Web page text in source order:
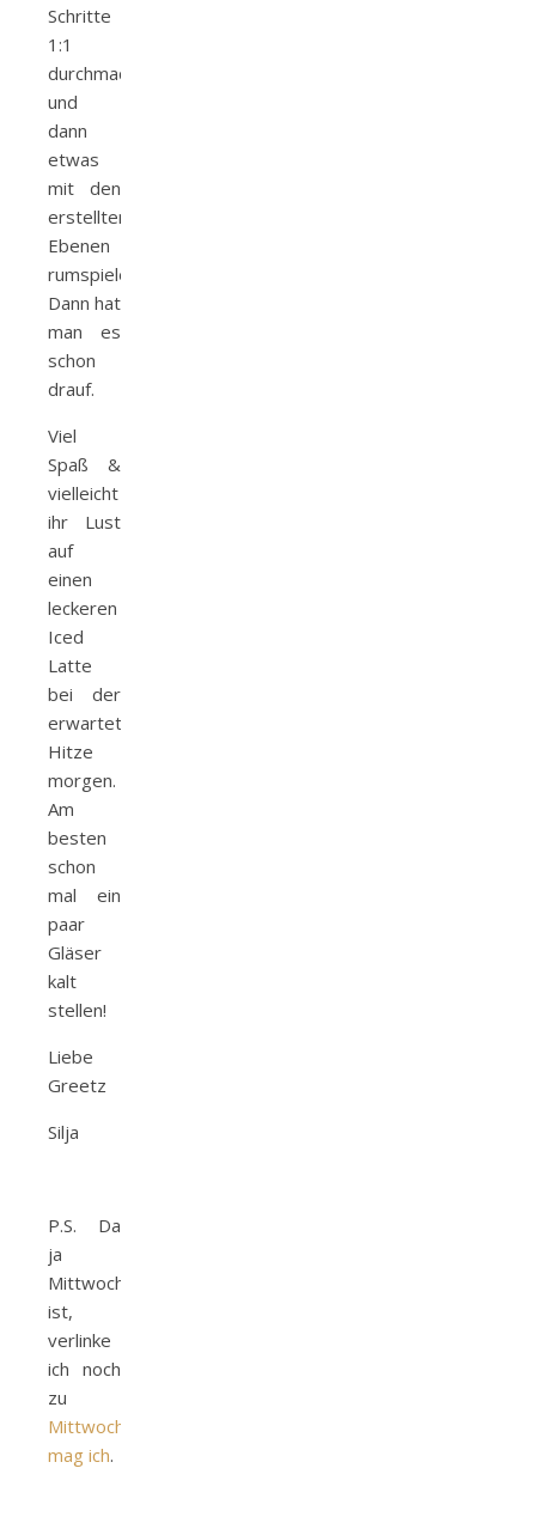
Schritte
1:1
durchmachen
und
dann
etwas
mit den
erstellten
Ebenen
rumspielen.
Dann hat
man es
schon
drauf.
Viel
Spaß &
vielleicht habt
ihr Lust
auf
einen
leckeren
Iced
Latte
bei der
erwarteten
Hitze
morgen.
Am
besten
schon
mal ein
paar
Gläser
kalt
stellen!
Liebe
Greetz
Silja
P.S. Da
ja
Mittwoch
ist,
verlinke
ich noch
zu
Mittwoch’s
mag ich.